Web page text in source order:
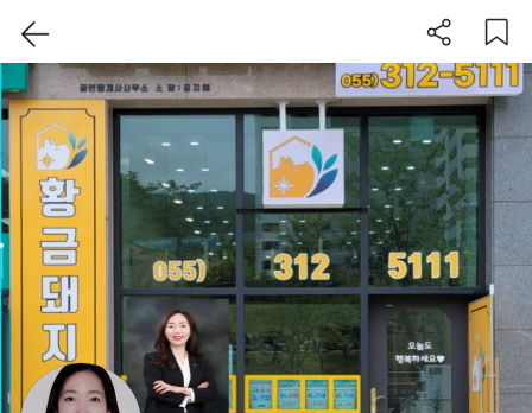
이 지역 보기